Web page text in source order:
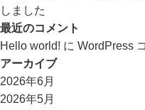
しました
最近のコメント
Hello world! に WordPress
アーカイブ
2026年6月
2026年5月